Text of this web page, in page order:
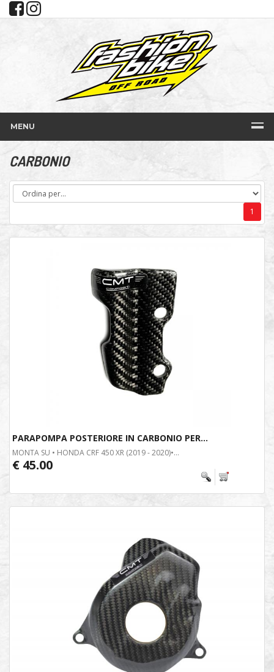
MENU
CARBONIO
1
PARAPOMPA POSTERIORE IN CARBONIO PER...
MONTA SU • HONDA CRF 450 XR (2019 - 2020)•...
€ 45.00